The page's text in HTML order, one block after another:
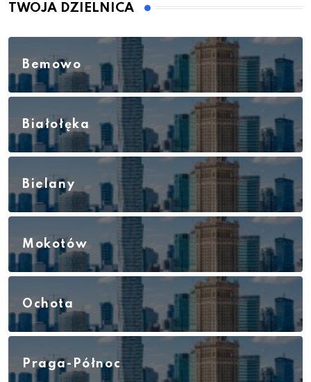
TWOJA DZIELNICA
Bemowo
Białołęka
Bielany
Mokotów
Ochota
Praga-Północ